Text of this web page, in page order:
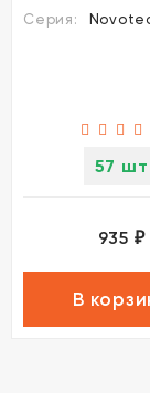
Серия: Novotech 3-фазные
57 шт
935 ₽
В